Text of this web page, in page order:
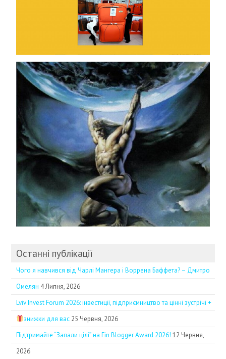
Останні публікації
Чого я навчився від Чарлі Мангера і Воррена Баффета? – Дмитро
Омелян 4 Липня, 2026
Lviv Invest Forum 2026: інвестиції, підприємництво та цінні зустрічі +
знижки для вас 25 Червня, 2026
Підтримайте “Запали цілі” на Fin Blogger Award 2026! 12 Червня,
2026